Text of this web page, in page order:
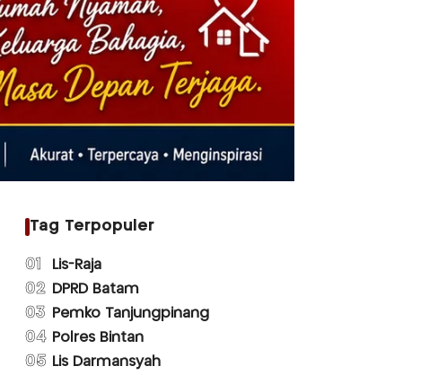
Tag Terpopuler
01 Lis-Raja
02 DPRD Batam
03 Pemko Tanjungpinang
04 Polres Bintan
05 Lis Darmansyah